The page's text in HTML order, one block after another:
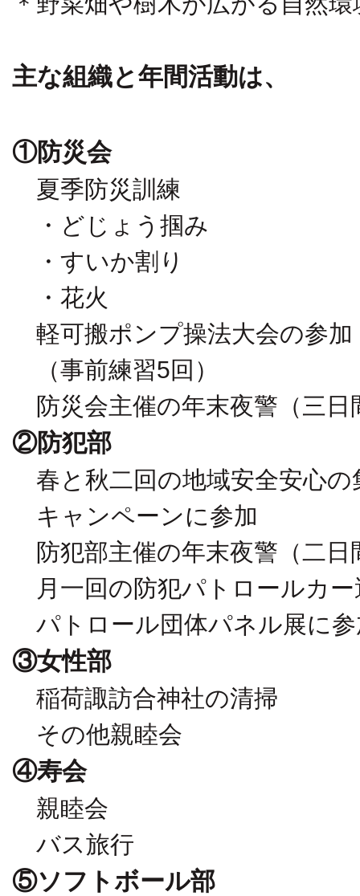
主な組織と年間活動は、
①防災会
夏季防災訓練
・どじょう掴み
・すいか割り
・花火
軽可搬ポンプ操法大会の参加
（事前練習5回）
防災会主催の年末夜警（三日
②防犯部
春と秋二回の地域安全安心の
キャンペーンに参加
防犯部主催の年末夜警（二日
月一回の防犯パトロールカー
パトロール団体パネル展に参
③女性部
稲荷諏訪合神社の清掃
その他親睦会
④寿会
親睦会
バス旅行
⑤ソフトボール部